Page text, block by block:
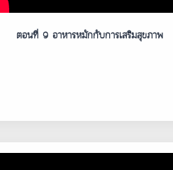
ตอนที่ 9 อาหารหมักกับการเสริมสุขภาพ